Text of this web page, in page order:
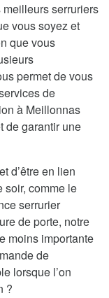
serruriers
vous soyez et
que vous
permet de vous
de
à Meillonnas
de garantir une
d’être en lien
soir, comme le
serrurier
de porte, notre
moins importante
de
lorsque l’on
?